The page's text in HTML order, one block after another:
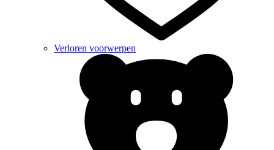
Verloren voorwerpen